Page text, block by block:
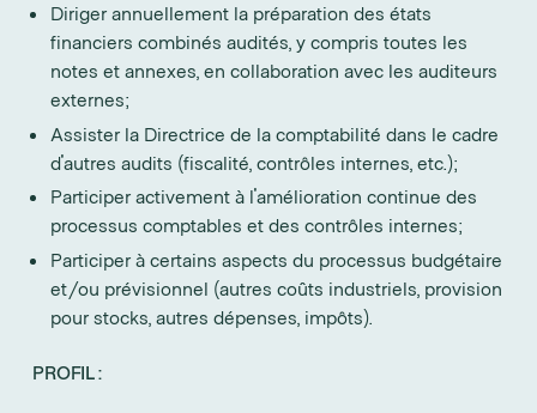
Diriger annuellement la préparation des états
financiers combinés audités, y compris toutes les
notes et annexes, en collaboration avec les auditeurs
externes;
Assister la Directrice de la comptabilité dans le cadre
d'autres audits (fiscalité, contrôles internes, etc.);
Participer activement à l'amélioration continue des
processus comptables et des contrôles internes;
Participer à certains aspects du processus budgétaire
et/ou prévisionnel (autres coûts industriels, provision
pour stocks, autres dépenses, impôts).
PROFIL :